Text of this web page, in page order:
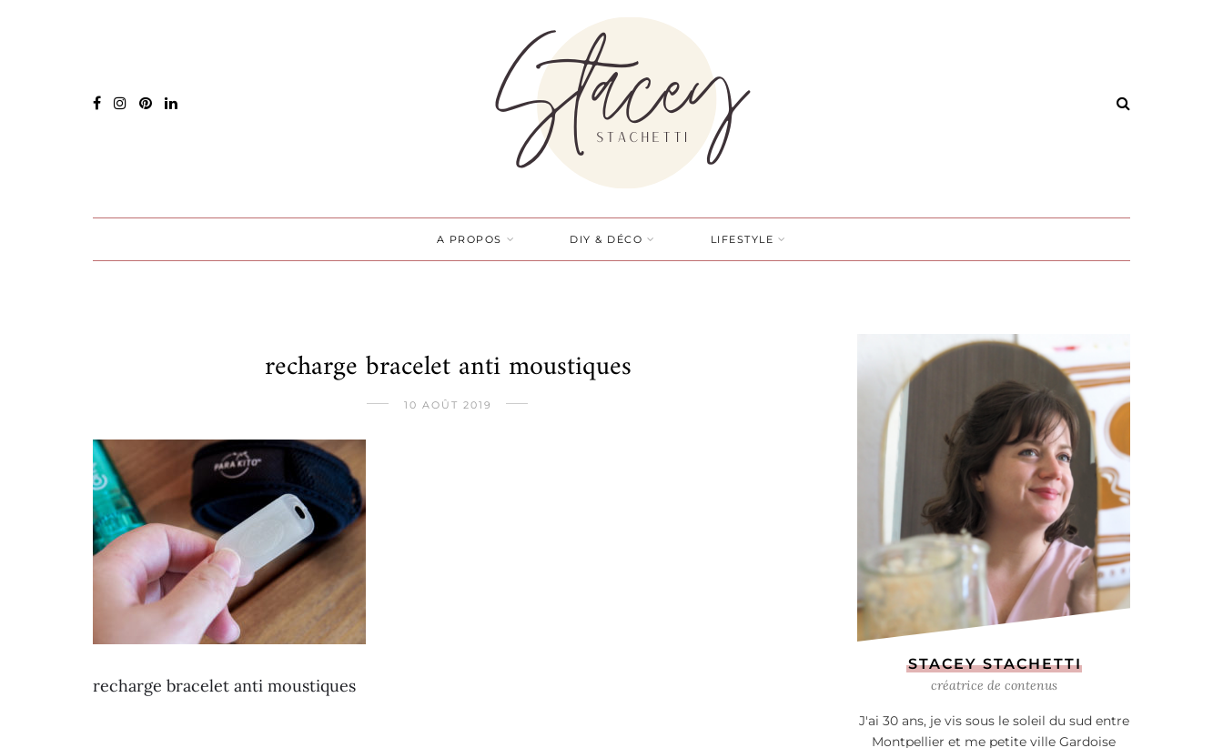
A PROPOS DIY & DÉCO LIFESTYLE
recharge bracelet anti moustiques
10 AOÛT 2019
recharge bracelet anti moustiques
STACEY STACHETTI
créatrice de contenus
J'ai 30 ans, je vis sous le soleil du sud entre
Montpellier et me petite ville Gardoise